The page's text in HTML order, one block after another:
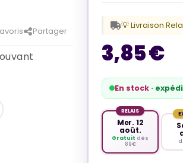
Partager
3,85 €
En stock·
RELAIS
Mer. 12
août.
Gratuit dès
89€
💡 Livraison